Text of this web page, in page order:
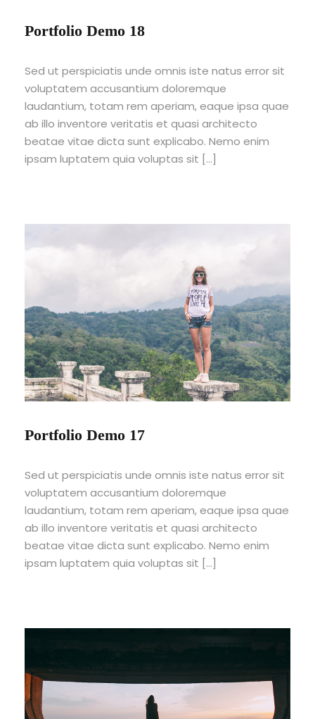
Portfolio Demo 18
Sed ut perspiciatis unde omnis iste natus error sit
voluptatem accusantium doloremque
laudantium, totam rem aperiam, eaque ipsa quae
ab illo inventore veritatis et quasi architecto
beatae vitae dicta sunt explicabo. Nemo enim
ipsam luptatem quia voluptas sit […]
Portfolio Demo 17
Sed ut perspiciatis unde omnis iste natus error sit
voluptatem accusantium doloremque
laudantium, totam rem aperiam, eaque ipsa quae
ab illo inventore veritatis et quasi architecto
beatae vitae dicta sunt explicabo. Nemo enim
ipsam luptatem quia voluptas sit […]